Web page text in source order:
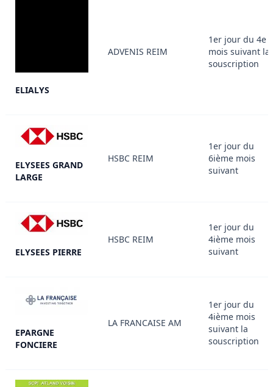
ELIALYS
ADVENIS REIM
1er jour du 4e
mois suivant la
souscription
ELYSEES GRAND
LARGE
HSBC REIM
1er jour du
6ième mois
suivant
ELYSEES PIERRE
HSBC REIM
1er jour du
4ième mois
suivant
EPARGNE
FONCIERE
LA FRANCAISE AM
1er jour du
4ième mois
suivant la
souscription